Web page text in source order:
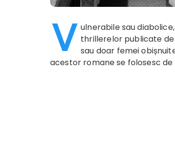
V ulnerabile sau
thrillerelor publicate de
sau doar femei
acestor romane se folosesc